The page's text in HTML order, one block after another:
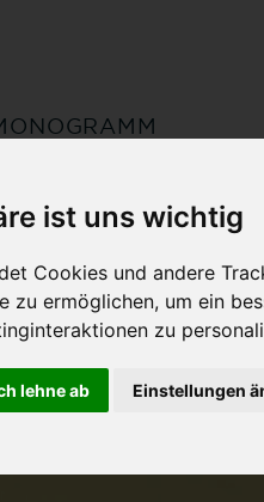
ist uns wichtig
Cookies und andere
zu ermöglichen, um ein
zu
lehne ab Einstellungen